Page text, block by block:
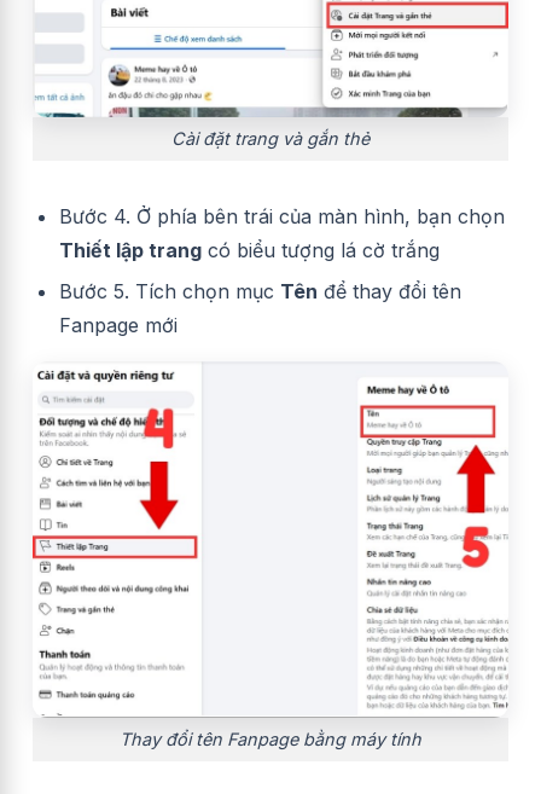
Cài đặt trang và gắn thẻ
Bước 4. Ở phía bên trái của màn hình, bạn chọn
Thiết lập trang có biểu tượng lá cờ trắng
Bước 5. Tích chọn mục Tên để thay đổi tên
Fanpage mới
Thay đổi tên Fanpage bằng máy tính